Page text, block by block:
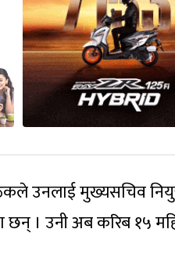
उनलाई मुख्यसचिव
छन् । उनी अब करिब १५